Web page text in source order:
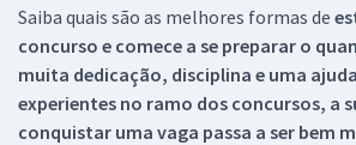
Saiba quais são as melhores formas de
concurso e comece a se preparar o
muita dedicação, disciplina e uma
experientes no ramo dos concursos, a
conquistar uma vaga passa a ser bem